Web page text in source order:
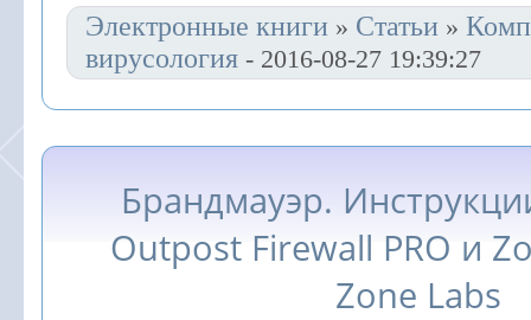
Электронные книги » Статьи »
вирусология - 2016-08-27 19:39:27
Брандмауэр.
Outpost Firewall PRO и
Zone Labs